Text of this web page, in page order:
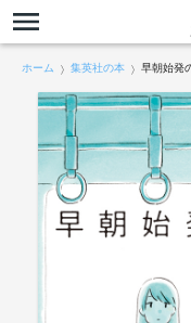
ホーム 集英社の本 早朝始発